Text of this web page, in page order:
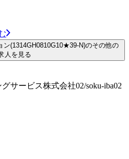
ン(1314GH0810G10★39-N)のその他の
人を見る
サービス株式会社02/soku-iba02